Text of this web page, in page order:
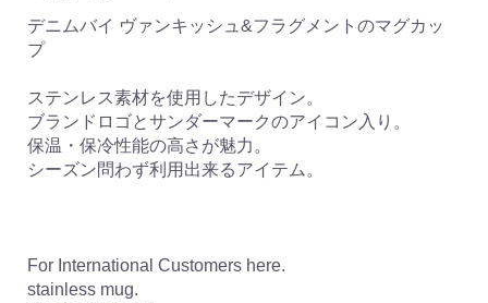
デニムバイ ヴァンキッシュ&フラグメントのマグカッ
プ
ステンレス素材を使用したデザイン。
ブランドロゴとサンダーマークのアイコン入り。
保温・保冷性能の高さが魅力。
シーズン問わず利用出来るアイテム。
For International Customers here.
stainless mug.